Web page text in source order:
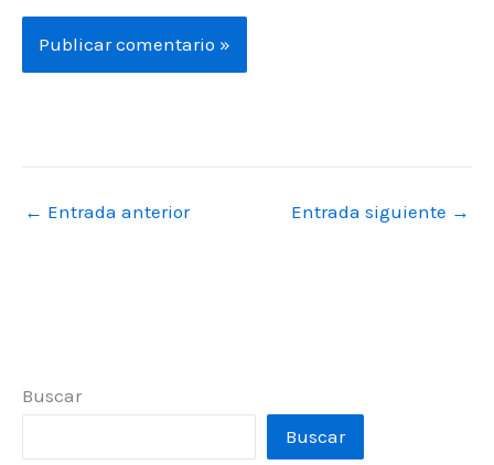
Buscar
Buscar
← Entrada anterior Entrada siguiente →